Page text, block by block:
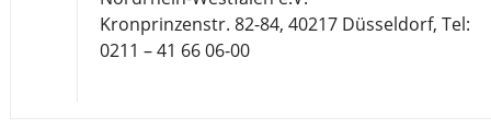
Kronprinzenstr. 82-84, 40217 Düsseldorf, Tel:
0211 – 41 66 06-00